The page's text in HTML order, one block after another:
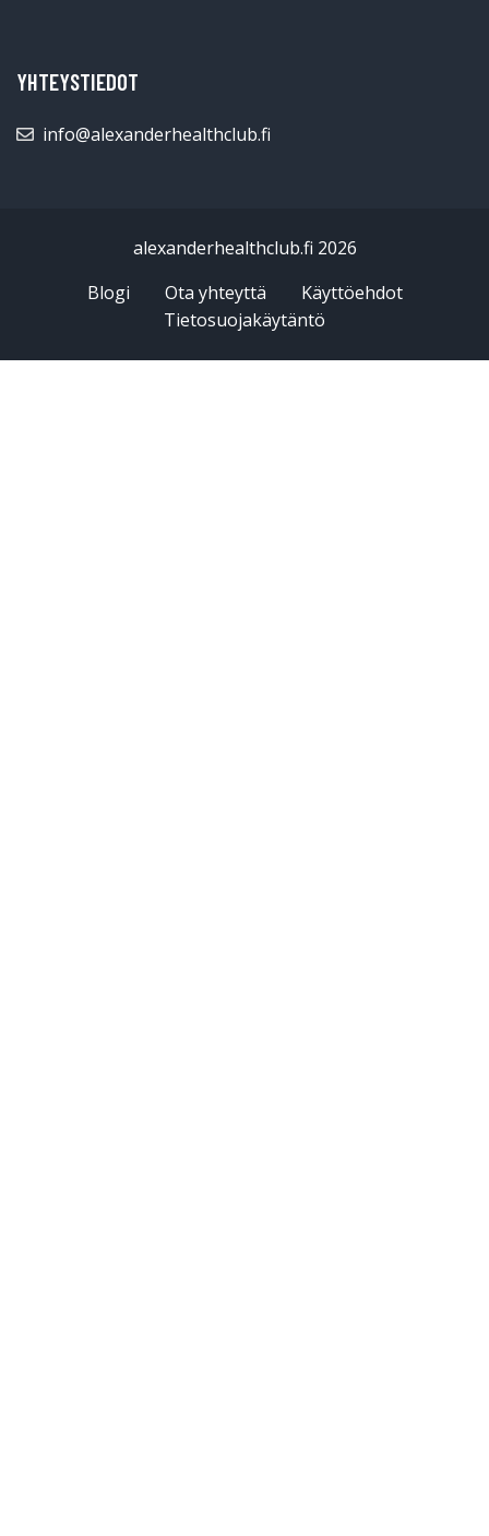
YHTEYSTIEDOT
info@alexanderhealthclub.fi
alexanderhealthclub.fi 2026
Blogi
Ota yhteyttä
Käyttöehdot
Tietosuojakäytäntö